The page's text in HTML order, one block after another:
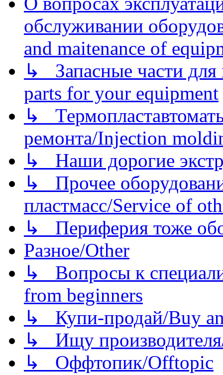
обслуживании
and maitenance of
↳ Запасные части для
parts for your equipment
↳
ремонта/Injection
↳ Наши дорогие
↳ Прочее
пластмасс/Service of
↳ Периферия тоже
Разное/Other
↳ Вопросы к
from beginners
↳ Купи-продай/Buy
↳ Ищу
↳ Оффтопик/Offtopic